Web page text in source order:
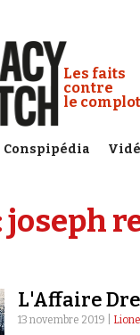
Les faits
contre
le
Conspipédia
joseph
L'Affaire
13 novembre 2019 |